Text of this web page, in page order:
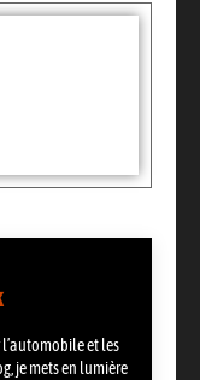
et les
je mets en lumière